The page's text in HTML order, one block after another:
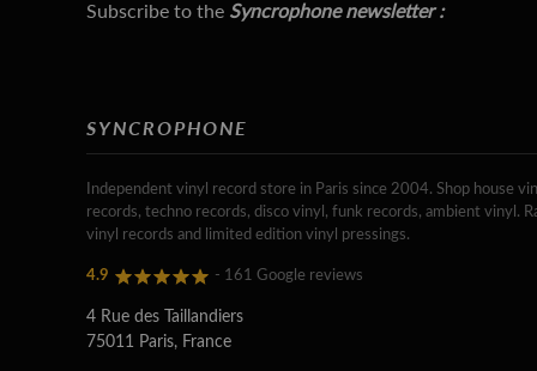
Subscribe to the Syncrophone newsletter :
SYNCROPHONE
Independent vinyl record store in Paris since 2004. Shop house
records, techno records, disco vinyl, funk records, ambient vinyl.
vinyl records and limited edition vinyl pressings.
4.9 - 161 Google reviews
4 Rue des Taillandiers
75011 Paris, France